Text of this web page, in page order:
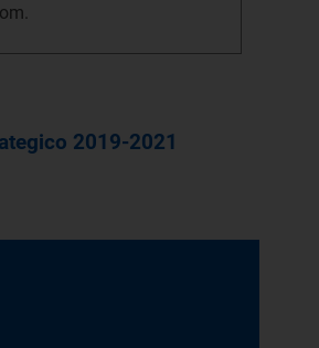
2019-2021